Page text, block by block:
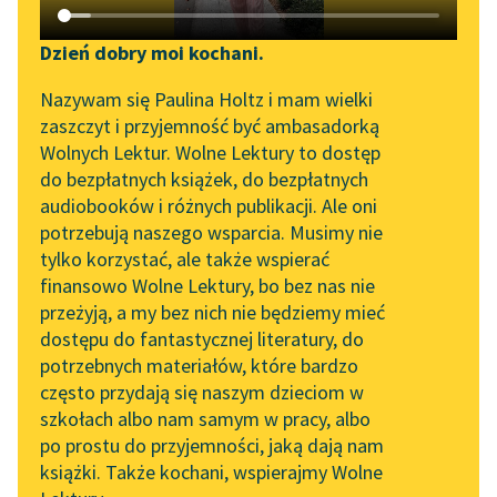
Katalog DAISY
Podkasty o książkach
Zgłoś brak utworu
Aktualności
„Prokurator Alicja Horn”
do słuchania
Byliśmy częścią AI Impact
Lab
Zapraszamy na spotkanie
online z tłumaczkami
literatury skandynawskiej
Spotkanie z Katarzyną
Tunkiel w Oslo
102. lata temu zmarł
Joseph Conrad
Narzędzia
Mapa Wolnych Lektur
Leśmianator
Przewodnik dla piszących i
czytających
API
OAI-PMH
Widget Wolnych Lektur
Przypisy
Dzień dobry moi kochani.
Nazywam się Paulina Holtz i mam wielki
zaszczyt i przyjemność być ambasadorką
Wolnych Lektur. Wolne Lektury to dostęp
do bezpłatnych książek, do bezpłatnych
audiobooków i różnych publikacji. Ale oni
potrzebują naszego wsparcia. Musimy nie
tylko korzystać, ale także wspierać
finansowo Wolne Lektury, bo bez nas nie
przeżyją, a my bez nich nie będziemy mieć
dostępu do fantastycznej literatury, do
potrzebnych materiałów, które bardzo
często przydają się naszym dzieciom w
szkołach albo nam samym w pracy, albo
po prostu do przyjemności, jaką dają nam
książki. Także kochani, wspierajmy Wolne
pobierz audiobook
pobierz książkę
czytaj online
Czyta:Joanna Niemirska, reż.Rafał Poławski
1×